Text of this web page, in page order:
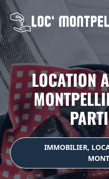
Aller
au
contenu
LOCATION
IMMOBILIER,